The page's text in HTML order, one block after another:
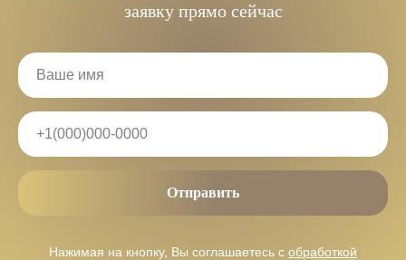
заявку прямо сейчас
Отправить
Нажимая на кнопку, Вы соглашаетесь с обработкой